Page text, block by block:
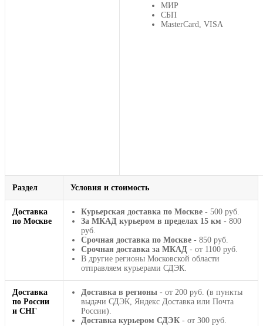
МИР
СБП
MasterCard, VISA
Раздел Условия и стоимость
Доставка
по Москве
Курьерская доставка по Москве - 500 руб.
За МКАД курьером в пределах 15 км - 800
руб.
Срочная доставка по Москве - 850 руб.
Срочная доставка за МКАД - от 1100 руб.
В другие регионы Московской области
отправляем курьерами СДЭК.
Доставка
по России
и СНГ
Доставка в регионы - от 200 руб. (в пункты
выдачи СДЭК, Яндекс Доставка или Почта
России).
Доставка курьером СДЭК - от 300 руб.